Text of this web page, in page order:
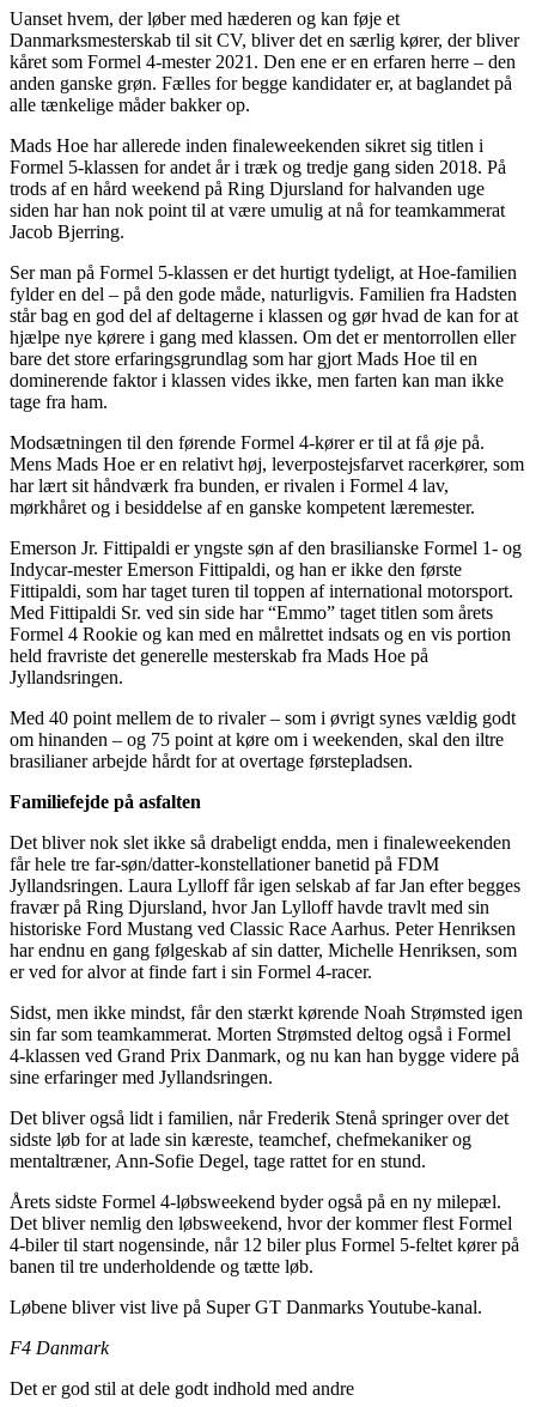
Uanset hvem, der løber med hæderen og kan føje et
Danmarksmesterskab til sit CV, bliver det en særlig kører, der bliver
kåret som Formel 4-mester 2021. Den ene er en erfaren herre – den
anden ganske grøn. Fælles for begge kandidater er, at baglandet på
alle tænkelige måder bakker op.
Mads Hoe har allerede inden finaleweekenden sikret sig titlen i
Formel 5-klassen for andet år i træk og tredje gang siden 2018. På
trods af en hård weekend på Ring Djursland for halvanden uge
siden har han nok point til at være umulig at nå for teamkammerat
Jacob Bjerring.
Ser man på Formel 5-klassen er det hurtigt tydeligt, at Hoe-familien
fylder en del – på den gode måde, naturligvis. Familien fra Hadsten
står bag en god del af deltagerne i klassen og gør hvad de kan for at
hjælpe nye kørere i gang med klassen. Om det er mentorrollen eller
bare det store erfaringsgrundlag som har gjort Mads Hoe til en
dominerende faktor i klassen vides ikke, men farten kan man ikke
tage fra ham.
Modsætningen til den førende Formel 4-kører er til at få øje på.
Mens Mads Hoe er en relativt høj, leverpostejsfarvet racerkører, som
har lært sit håndværk fra bunden, er rivalen i Formel 4 lav,
mørkhåret og i besiddelse af en ganske kompetent læremester.
Emerson Jr. Fittipaldi er yngste søn af den brasilianske Formel 1- og
Indycar-mester Emerson Fittipaldi, og han er ikke den første
Fittipaldi, som har taget turen til toppen af international motorsport.
Med Fittipaldi Sr. ved sin side har “Emmo” taget titlen som årets
Formel 4 Rookie og kan med en målrettet indsats og en vis portion
held fravriste det generelle mesterskab fra Mads Hoe på
Jyllandsringen.
Med 40 point mellem de to rivaler – som i øvrigt synes vældig godt
om hinanden – og 75 point at køre om i weekenden, skal den iltre
brasilianer arbejde hårdt for at overtage førstepladsen.
Familiefejde på asfalten
Det bliver nok slet ikke så drabeligt endda, men i finaleweekenden
får hele tre far-søn/datter-konstellationer banetid på FDM
Jyllandsringen. Laura Lylloff får igen selskab af far Jan efter begges
fravær på Ring Djursland, hvor Jan Lylloff havde travlt med sin
historiske Ford Mustang ved Classic Race Aarhus. Peter Henriksen
har endnu en gang følgeskab af sin datter, Michelle Henriksen, som
er ved for alvor at finde fart i sin Formel 4-racer.
Sidst, men ikke mindst, får den stærkt kørende Noah Strømsted igen
sin far som teamkammerat. Morten Strømsted deltog også i Formel
4-klassen ved Grand Prix Danmark, og nu kan han bygge videre på
sine erfaringer med Jyllandsringen.
Det bliver også lidt i familien, når Frederik Stenå springer over det
sidste løb for at lade sin kæreste, teamchef, chefmekaniker og
mentaltræner, Ann-Sofie Degel, tage rattet for en stund.
Årets sidste Formel 4-løbsweekend byder også på en ny milepæl.
Det bliver nemlig den løbsweekend, hvor der kommer flest Formel
4-biler til start nogensinde, når 12 biler plus Formel 5-feltet kører på
banen til tre underholdende og tætte løb.
Løbene bliver vist live på Super GT Danmarks Youtube-kanal.
F4 Danmark
Det er god stil at dele godt indhold med andre